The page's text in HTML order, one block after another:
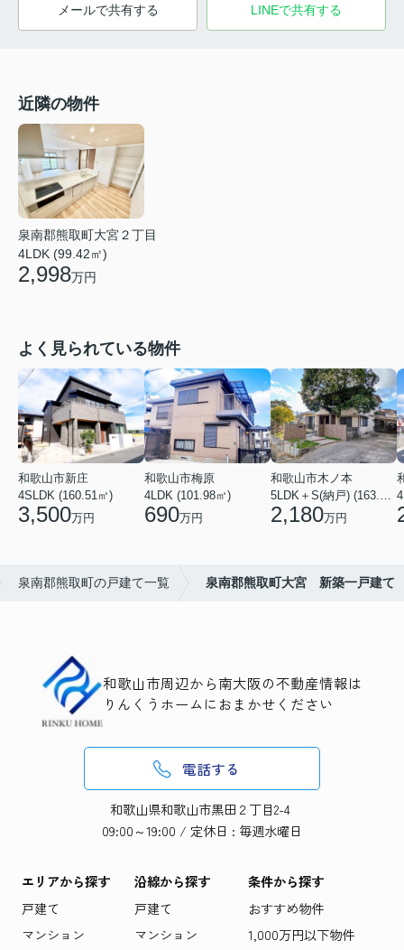
メールで共有する LINEで共有する
近隣の物件
泉南郡熊取町大宮２丁目
4LDK (99.42㎡)
2,998万円
よく見られている物件
和歌山市新庄
4SLDK (160.51㎡)
3,500万円
和歌山市梅原
4LDK (101.98㎡)
690万円
和歌山市木ノ本
2,180万円
泉南郡熊取町の戸建て一覧 泉南郡熊取町大宮 新築一戸建て
和歌山市周辺から南大阪の不動産情報は
りんくうホームにおまかせください
電話する
和歌山県和歌山市黒田２丁目2-4
09:00～19:00 / 定休日 : 毎週水曜日
エリアから探す
戸建て
マンション
沿線から探す
戸建て
マンション
条件から探す
おすすめ物件
1,000万円以下物件